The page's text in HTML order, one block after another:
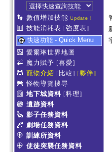
數值增加技能 Update !
技能消耗表 [強度表]
快速功能 - Quick Menu
愛爾琳世界地圖
魔力賦予 [喜愛]
寵物介紹 [比較] [夥伴]
怪物導覽搜尋
地下城資料 [料理]
遺跡資料
影子任務資料
劇場任務資料
訓練所資料
使徒突襲任務資料